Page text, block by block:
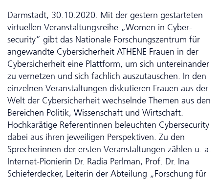
Darmstadt, 30.10.2020. Mit der gestern gestarteten
virtuellen Veranstaltungsreihe „Women in Cyber­
security“ gibt das Nationale Forschungs­zentrum für
angewandte Cyber­sicher­heit ATHENE Frauen in der
Cyber­sicher­heit eine Plattform, um sich untereinander
zu vernetzen und sich fachlich auszutauschen. In den
einzelnen Veranstaltungen diskutieren Frauen aus der
Welt der Cyber­sicher­heit wechselnde Themen aus den
Bereichen Politik, Wissenschaft und Wirtschaft.
Hochkarätige Referentinnen beleuchten Cyber­security
dabei aus ihren jeweiligen Perspektiven. Zu den
Sprecherinnen der ersten Veranstaltungen zählen u. a.
Internet-Pionierin Dr. Radia Perlman, Prof. Dr. Ina
Schieferdecker, Leiterin der Abteilung „Forschung für